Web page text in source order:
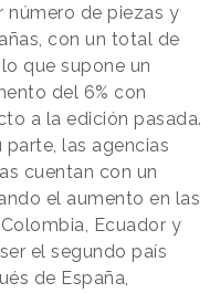
número de piezas y
con un total de
lo que supone un
del 6% con
a la edición pasada.
parte, las agencias
cuentan con un
el aumento en las
Ecuador y
el segundo país
de España,